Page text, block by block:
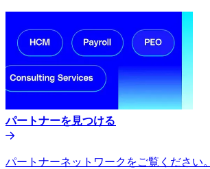
パートナーを見つける​​
パートナーネットワークをご覧ください。​​